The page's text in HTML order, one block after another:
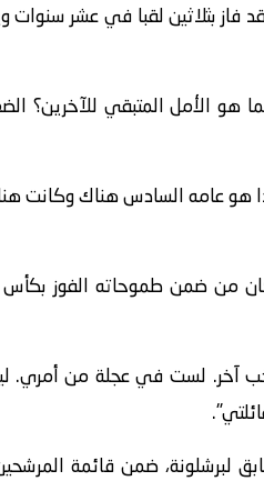
بثلاثين لقبا في عشر سنوات
فما هو الأمل المتبقي
هو عامه السادس هناك وكانت
من ضمن طموحاته الفوز بكأس
منتخب آخر. لست في عجلة من
لبرشلونة، ضمن قائمة